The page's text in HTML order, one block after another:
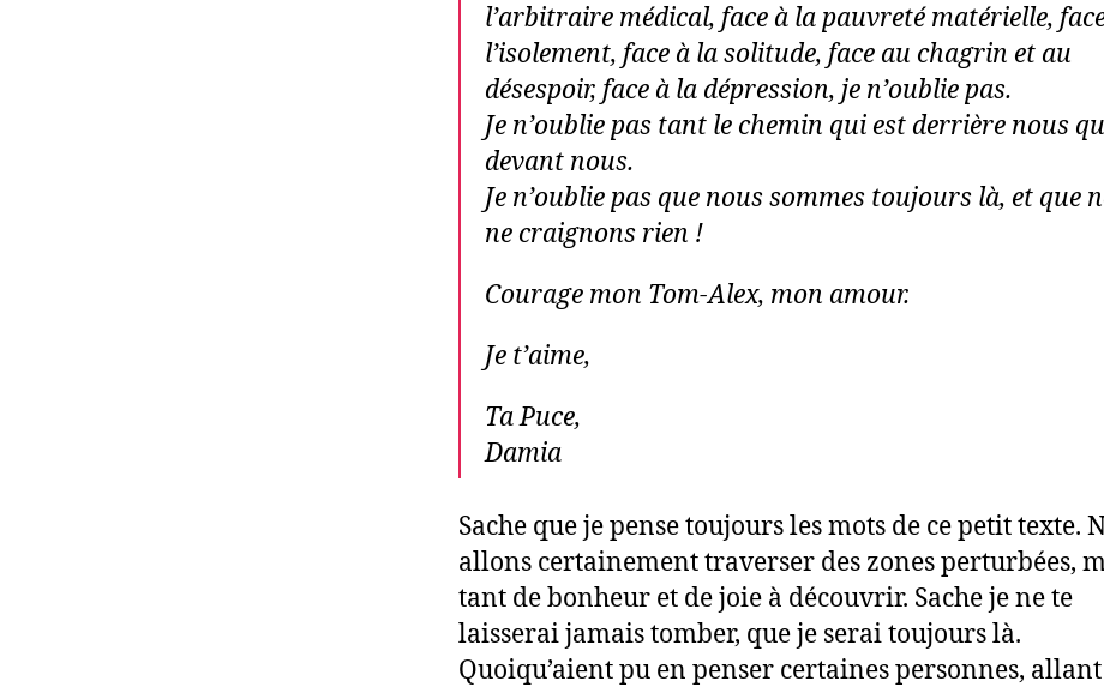
l’arbitraire médical, face à la pauvreté matérielle,
l’isolement, face à la solitude, face au chagrin et au
désespoir, face à la dépression, je n’oublie pas.
Je n’oublie pas tant le chemin qui est derrière nous
devant nous.
Je n’oublie pas que nous sommes toujours là, et que
ne craignons rien !
Courage mon Tom-Alex, mon amour.
Je t’aime,
Ta Puce,
Damia
Sache que je pense toujours les mots de ce petit texte.
allons certainement traverser des zones perturbées,
tant de bonheur et de joie à découvrir. Sache je ne te
laisserai jamais tomber, que je serai toujours là.
Quoiqu’aient pu en penser certaines personnes, allant